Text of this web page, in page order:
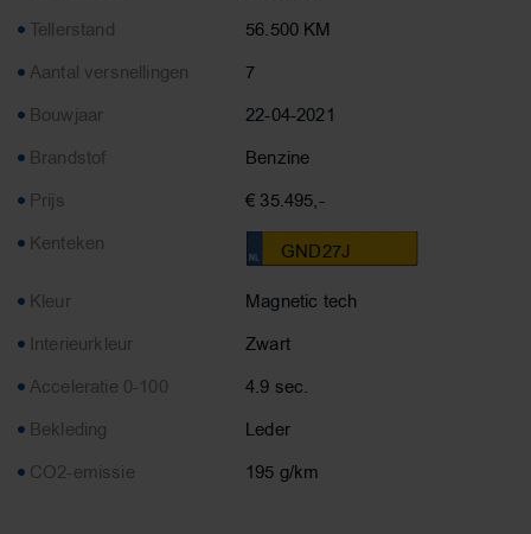
Tellerstand
56.500 KM
Aantal versnellingen
7
Bouwjaar
22-04-2021
Brandstof
Benzine
Prijs
€ 35.495,-
Kenteken
GND27J
Kleur
Magnetic tech
Interieurkleur
Zwart
Acceleratie 0-100
4.9 sec.
Bekleding
Leder
CO2-emissie
195 g/km